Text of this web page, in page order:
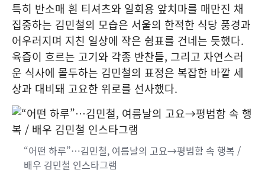
특히 반소매 흰 티셔츠와 일회용 앞치마를 매만진 채
집중하는 김민철의 모습은 서울의 한적한 식당 풍경과
어우러지며 지친 일상에 작은 쉼표를 건네는 듯했다.
육즙이 흐르는 고기와 각종 반찬들, 그리고 자연스러
운 식사에 몰두하는 김민철의 표정은 복잡한 바깥 세
상과 대비돼 고요한 위로를 선사했다.
“어떤 하루”…김민철, 여름날의 고요→평범함 속 행복 /
배우 김민철 인스타그램